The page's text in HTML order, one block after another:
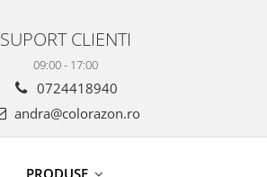
SUPORT CLIENTI
09:00 - 17:00
0724418940
andra@colorazon.ro
PRODUSE